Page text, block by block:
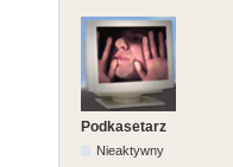
Podkasetarz
Nieaktywny